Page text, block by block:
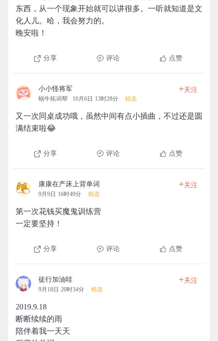
东西，从一个现象开始就可以讲很多。一听就知道是文
化人儿。哈，我会努力的。
晚安啦！
分享 评论 点赞
小小怪将军
蜗牛拓词帮 10月6日 13时28分 精选
+关注
又一次同桌成功哦，虽然中间有点小插曲，不过还是圆
满结束啦😂
分享 评论 点赞
康康在产床上背单词
9月9日 16时49分 精选
+关注
第一次花钱买魔鬼训练营
一定要坚持！
分享 评论 点赞
徒行加油哇
9月18日 20时34分 精选
+关注
2019.9.18
断断续续的雨
陪伴着我一天天